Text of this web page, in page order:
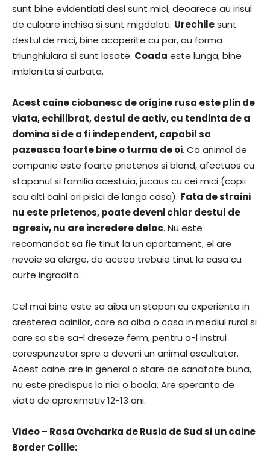
sunt bine evidentiati desi sunt mici, deoarece au irisul
de culoare inchisa si sunt migdalati. Urechilesunt
destul de mici, bine acoperite cu par, au forma
triunghiulara si sunt lasate. Coada este lunga, bine
imblanita si curbata.
Acest caine ciobanesc de origine rusa este plin de
viata, echilibrat, destul de activ, cu tendinta de a
domina si de a fi independent, capabil sa
pazeasca foarte bine o turma de oi. Ca animal de
companie este foarte prietenos si bland, afectuos cu
stapanul si familia acestuia, jucaus cu cei mici (copii
sau alti caini ori pisici de langa casa). Fata de straini
nu este prietenos, poate deveni chiar destul de
agresiv, nu are incredere deloc. Nu este
recomandat sa fie tinut la un apartament, el are
nevoie sa alerge, de aceea trebuie tinut la casa cu
curte ingradita.
Cel mai bine este sa aiba un stapan cu experienta in
cresterea cainilor, care sa aiba o casa in mediul rural si
care sa stie sa-l dreseze ferm, pentru a-l instrui
corespunzator spre a deveni un animal ascultator.
Acest caine are in general o stare de sanatate buna,
nu este predispus la nici o boala. Are speranta de
viata de aproximativ 12-13 ani.
Video – Rasa Ovcharka de Rusia de Sud si un caine
Border Collie: